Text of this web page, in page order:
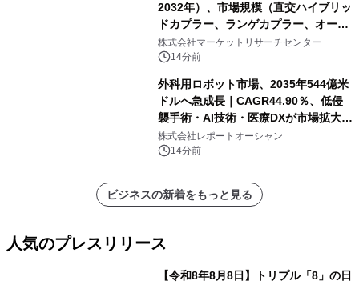
2032年）、市場規模（直交ハイブリッ
ドカプラー、ランゲカプラー、オーバ
ーレイカプラー、その他）・分析レポ
ートを発表
株式会社マーケットリサーチセンター
14分前
外科用ロボット市場、2035年544億米
ドルへ急成長｜CAGR44.90％、低侵
襲手術・AI技術・医療DXが市場拡大を
牽引
株式会社レポートオーシャン
14分前
ビジネスの新着をもっと見る
人気のプレスリリース
【令和8年8月8日】トリプル「8」の日